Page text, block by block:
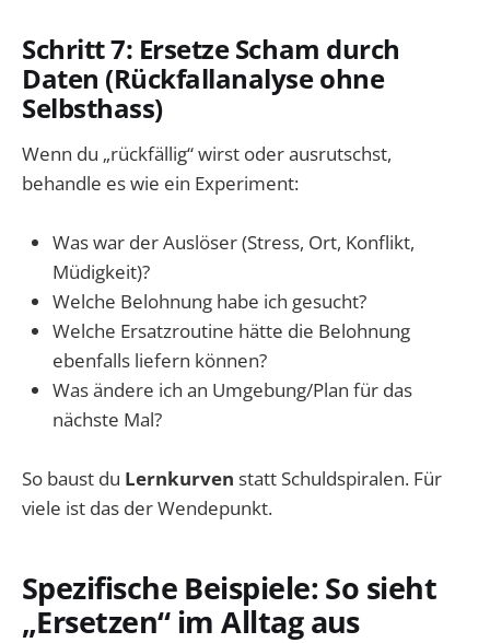
Schritt 7: Ersetze Scham durch
Daten (Rückfallanalyse ohne
Selbsthass)
Wenn du „rückfällig“ wirst oder ausrutschst,
behandle es wie ein Experiment:
Was war der Auslöser (Stress, Ort, Konflikt,
Müdigkeit)?
Welche Belohnung habe ich gesucht?
Welche Ersatzroutine hätte die Belohnung
ebenfalls liefern können?
Was ändere ich an Umgebung/Plan für das
nächste Mal?
So baust du Lernkurven statt Schuldspiralen. Für
viele ist das der Wendepunkt.
Spezifische Beispiele: So sieht
„Ersetzen“ im Alltag aus